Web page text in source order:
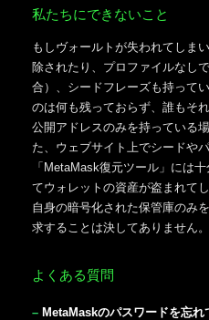
私たちにできないこと
もしヴォールトが失われてしま
除されたり、プロファイルなし
合）、シードフレーズも持って
のは何も残っておらず、誰もそ
公開アドレスのみを持っている
た、ウェブサイト上でシードや
「MetaMask復元ツール」には
てウォレットの資産が盗まれて
自身の暗号化された保管庫のみ
求することは決してありません。
よくある質問
MetaMaskのパスワードを忘